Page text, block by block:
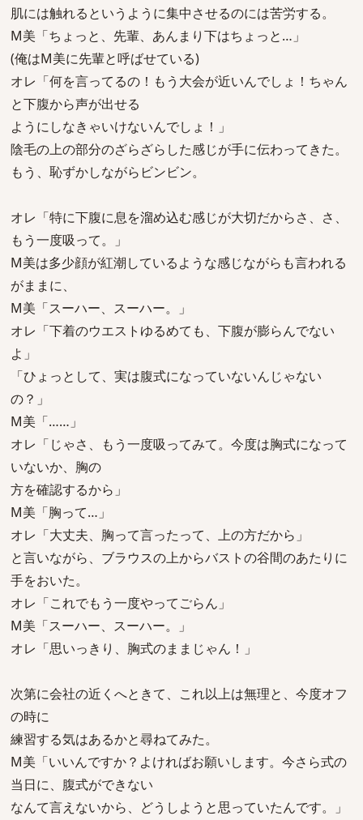
肌には触れるというように集中させるのには苦労する。
M美「ちょっと、先輩、あんまり下はちょっと…」
(俺はM美に先輩と呼ばせている)
オレ「何を言ってるの！もう大会が近いんでしょ！ちゃん
と下腹から声が出せる
ようにしなきゃいけないんでしょ！」
陰毛の上の部分のざらざらした感じが手に伝わってきた。
もう、恥ずかしながらビンビン。
オレ「特に下腹に息を溜め込む感じが大切だからさ、さ、
もう一度吸って。」
M美は多少顔が紅潮しているような感じながらも言われる
がままに、
M美「スーハー、スーハー。」
オレ「下着のウエストゆるめても、下腹が膨らんでない
よ」
「ひょっとして、実は腹式になっていないんじゃない
の？」
M美「……」
オレ「じゃさ、もう一度吸ってみて。今度は胸式になって
いないか、胸の
方を確認するから」
M美「胸って…」
オレ「大丈夫、胸って言ったって、上の方だから」
と言いながら、ブラウスの上からバストの谷間のあたりに
手をおいた。
オレ「これでもう一度やってごらん」
M美「スーハー、スーハー。」
オレ「思いっきり、胸式のままじゃん！」
次第に会社の近くへときて、これ以上は無理と、今度オフ
の時に
練習する気はあるかと尋ねてみた。
M美「いいんですか？よければお願いします。今さら式の
当日に、腹式ができない
なんて言えないから、どうしようと思っていたんです。」